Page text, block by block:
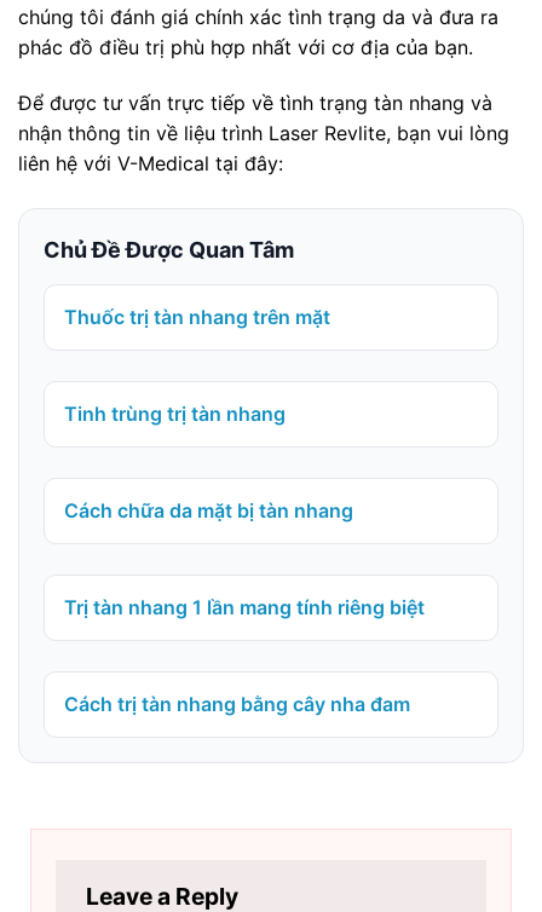
chúng tôi đánh giá chính xác tình trạng da và đưa ra
phác đồ điều trị phù hợp nhất với cơ địa của bạn.
Để được tư vấn trực tiếp về tình trạng tàn nhang và
nhận thông tin về liệu trình Laser Revlite, bạn vui lòng
liên hệ với V-Medical tại đây:
Chủ Đề Được Quan Tâm
Thuốc trị tàn nhang trên mặt
Tinh trùng trị tàn nhang
Cách chữa da mặt bị tàn nhang
Trị tàn nhang 1 lần mang tính riêng biệt
Cách trị tàn nhang bằng cây nha đam
Leave a Reply